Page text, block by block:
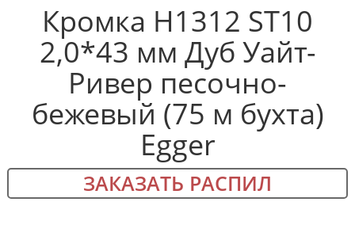
Кромка H1312 ST10
2,0*43 мм Дуб Уайт-
Ривер песочно-
бежевый (75 м бухта)
Egger
ЗАКАЗАТЬ РАСПИЛ